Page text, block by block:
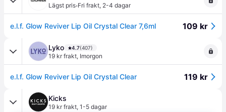
Lägst pris·Fri frakt, 2-4 dagar
e.l.f. Glow Reviver Lip Oil Crystal Clear 7,6ml 109 kr
Lyko 4.7(407)
19 kr frakt, Imorgon
e.l.f. Glow Reviver Lip Oil Crystal Clear 119 kr
Kicks
19 kr frakt, 1-5 dagar